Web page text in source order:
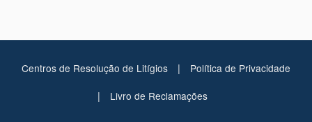
Centros de Resolução de Litígios | Política de Privacidade
| Livro de Reclamações